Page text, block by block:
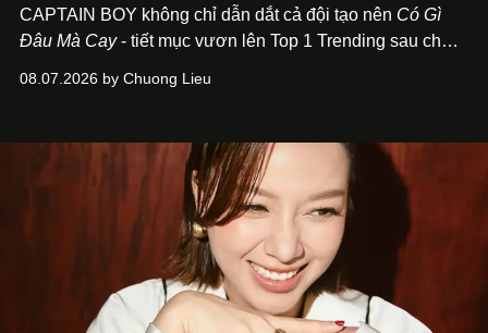
CAPTAIN BOY không chỉ dẫn dắt cả đội tạo nên Có Gì
Đâu Mà Cay- tiết mục vươn lên Top 1 Trending sau chưa
để lắng nghe, kết nối và tin tưởng đồng đội. Với nam
trình trở thành một producer thực thụ.
08.07.2026 by Chuong Lieu